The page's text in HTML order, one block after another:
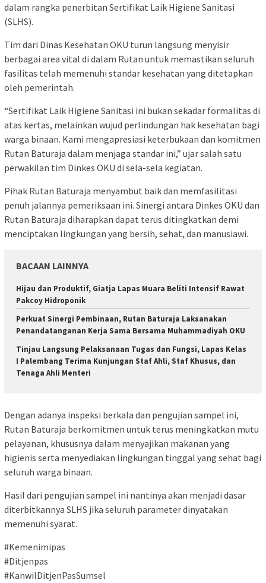
dalam rangka penerbitan Sertifikat Laik Higiene Sanitasi
(SLHS).
Tim dari Dinas Kesehatan OKU turun langsung menyisir
berbagai area vital di dalam Rutan untuk memastikan seluruh
fasilitas telah memenuhi standar kesehatan yang ditetapkan
oleh pemerintah.
“Sertifikat Laik Higiene Sanitasi ini bukan sekadar formalitas di
atas kertas, melainkan wujud perlindungan hak kesehatan bagi
warga binaan. Kami mengapresiasi keterbukaan dan komitmen
Rutan Baturaja dalam menjaga standar ini,” ujar salah satu
perwakilan tim Dinkes OKU di sela-sela kegiatan.
Pihak Rutan Baturaja menyambut baik dan memfasilitasi
penuh jalannya pemeriksaan ini. Sinergi antara Dinkes OKU dan
Rutan Baturaja diharapkan dapat terus ditingkatkan demi
menciptakan lingkungan yang bersih, sehat, dan manusiawi.
BACAAN LAINNYA
Hijau dan Produktif, Giatja Lapas Muara Beliti Intensif Rawat
Pakcoy Hidroponik
Perkuat Sinergi Pembinaan, Rutan Baturaja Laksanakan
Penandatanganan Kerja Sama Bersama Muhammadiyah OKU
Tinjau Langsung Pelaksanaan Tugas dan Fungsi, Lapas Kelas
I Palembang Terima Kunjungan Staf Ahli, Staf Khusus, dan
Tenaga Ahli Menteri
Dengan adanya inspeksi berkala dan pengujian sampel ini,
Rutan Baturaja berkomitmen untuk terus meningkatkan mutu
pelayanan, khususnya dalam menyajikan makanan yang
higienis serta menyediakan lingkungan tinggal yang sehat bagi
seluruh warga binaan.
Hasil dari pengujian sampel ini nantinya akan menjadi dasar
diterbitkannya SLHS jika seluruh parameter dinyatakan
memenuhi syarat.
#Kemenimipas
#Ditjenpas
#KanwilDitjenPasSumsel